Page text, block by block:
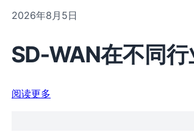
2026年8月5日
SD-WAN在不同
阅读更多